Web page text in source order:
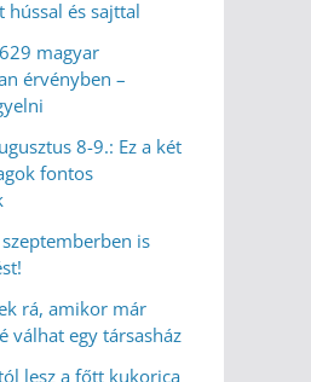
és sajttal
magyar
érvényben –
8-9.: Ez a két
fontos
is
rá, amikor már
válhat egy társasház
lesz a főtt kukorica